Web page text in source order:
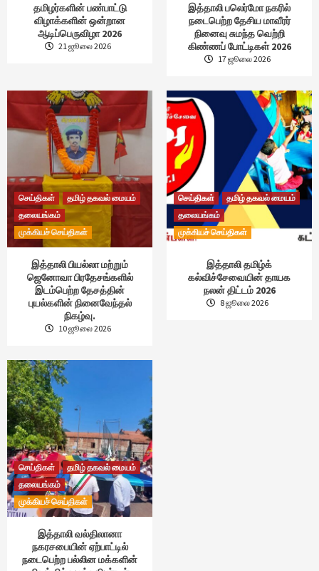
தமிழர்களின் பண்பாட்டு
விழாக்களின் ஒன்றான
ஆடிப்பெருவிழா 2026
21 ஜூலை 2026
இத்தாலி பலெர்மோ நகரில்
நடைபெற்ற தேசிய மாவீரர்
நினைவு சுமந்த வெற்றி
கிண்ணப் போட்டிகள் 2026
17 ஜூலை 2026
செய்திகள்
தமிழ் தகவல் மையம்
தலையங்கம்
முக்கியச் செய்திகள்
இத்தாலி பியல்லா மற்றும்
ஜெனோவா பிரதேசங்களில்
இடம்பெற்ற தேசத்தின்
புயல்களின் நினைவேந்தல்
நிகழ்வு.
10 ஜூலை 2026
செய்திகள்
தமிழ் தகவல் மையம்
தலையங்கம்
முக்கியச் செய்திகள்
இத்தாலி தமிழ்க்
கல்விச்சேவையின் தாயக
நலன் திட்டம் 2026
8 ஜூலை 2026
செய்திகள்
தமிழ் தகவல் மையம்
தலையங்கம்
முக்கியச் செய்திகள்
இத்தாலி வல்திலானா
நகரசபையின் ஏற்பாட்டில்
நடைபெற்ற பல்லின மக்களின்